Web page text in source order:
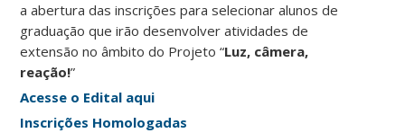
a abertura das inscrições para selecionar alunos de
graduação que irão desenvolver atividades de
extensão no âmbito do Projeto “Luz, câmera,
reação!”
Acesse o Edital aqui
Inscrições Homologadas